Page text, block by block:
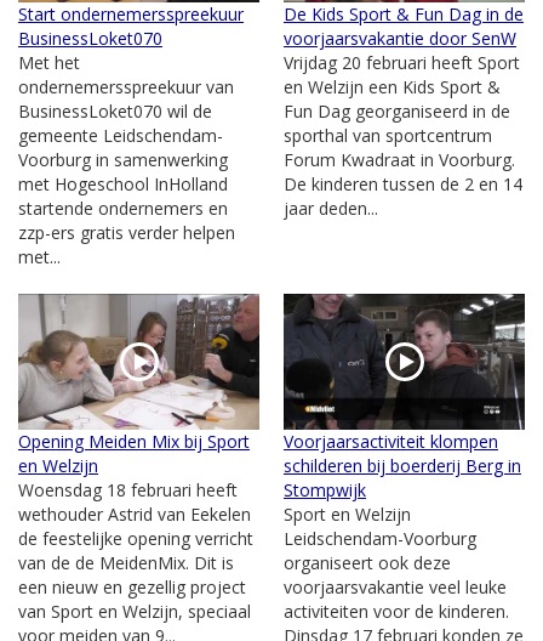
Start ondernemersspreekuur
BusinessLoket070
Met het
ondernemersspreekuur van
BusinessLoket070 wil de
gemeente Leidschendam-
Voorburg in samenwerking
met Hogeschool InHolland
startende ondernemers en
zzp-ers gratis verder helpen
met...
De Kids Sport & Fun Dag in de
voorjaarsvakantie door SenW
Vrijdag 20 februari heeft Sport
en Welzijn een Kids Sport &
Fun Dag georganiseerd in de
sporthal van sportcentrum
Forum Kwadraat in Voorburg.
De kinderen tussen de 2 en 14
jaar deden...
Opening Meiden Mix bij Sport
en Welzijn
Woensdag 18 februari heeft
wethouder Astrid van Eekelen
de feestelijke opening verricht
van de de MeidenMix. Dit is
een nieuw en gezellig project
van Sport en Welzijn, speciaal
voor meiden van 9...
Voorjaarsactiviteit klompen
schilderen bij boerderij Berg in
Stompwijk
Sport en Welzijn
Leidschendam-Voorburg
organiseert ook deze
voorjaarsvakantie veel leuke
activiteiten voor de kinderen.
Dinsdag 17 februari konden ze